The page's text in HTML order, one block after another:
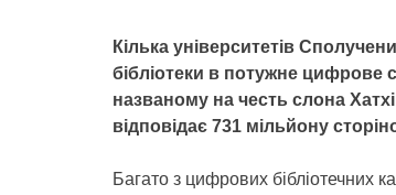
Кілька університетів
бібліотеки в потужне цифрове
названому на честь слона
відповідає 731 мільйону
Багато з цифрових бібліотечних